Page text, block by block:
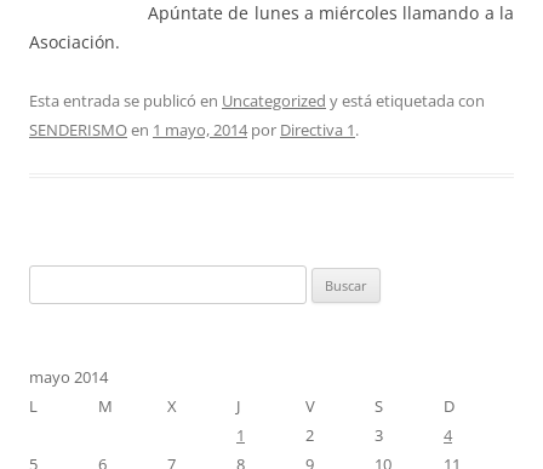
Apúntate de lunes a miércoles llamando a la
Asociación.
Esta entrada se publicó en Uncategorized y está etiquetada con
SENDERISMOen 1 mayo, 2014por Directiva 1.
mayo 2014
L
M X J V S
D
1
2 3
4
5
6 7 8 9 10 11